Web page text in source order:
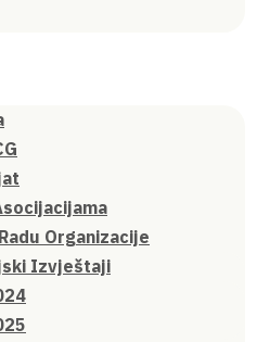
Organizacije
Izvještaji